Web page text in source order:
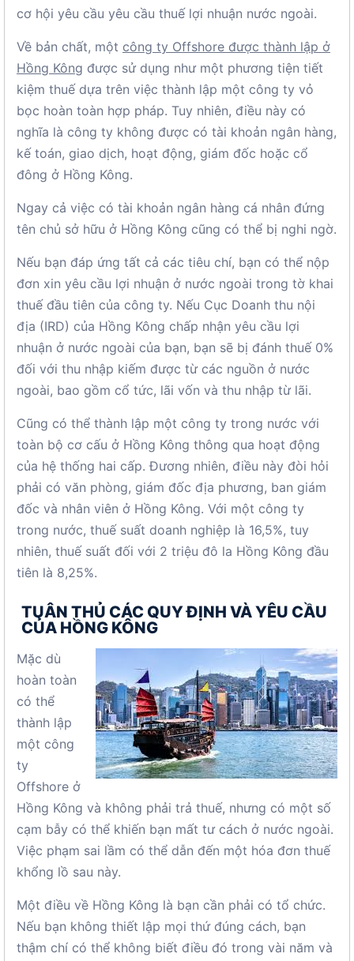
cơ hội yêu cầu yêu cầu thuế lợi nhuận nước ngoài.
Về bản chất, một công ty Offshore được thành lập ở
Hồng Kông được sử dụng như một phương tiện tiết
kiệm thuế dựa trên việc thành lập một công ty vỏ
bọc hoàn toàn hợp pháp. Tuy nhiên, điều này có
nghĩa là công ty không được có tài khoản ngân hàng,
kế toán, giao dịch, hoạt động, giám đốc hoặc cổ
đông ở Hồng Kông.
Ngay cả việc có tài khoản ngân hàng cá nhân đứng
tên chủ sở hữu ở Hồng Kông cũng có thể bị nghi ngờ.
Nếu bạn đáp ứng tất cả các tiêu chí, bạn có thể nộp
đơn xin yêu cầu lợi nhuận ở nước ngoài trong tờ khai
thuế đầu tiên của công ty. Nếu Cục Doanh thu nội
địa (IRD) của Hồng Kông chấp nhận yêu cầu lợi
nhuận ở nước ngoài của bạn, bạn sẽ bị đánh thuế 0%
đối với thu nhập kiếm được từ các nguồn ở nước
ngoài, bao gồm cổ tức, lãi vốn và thu nhập từ lãi.
Cũng có thể thành lập một công ty trong nước với
toàn bộ cơ cấu ở Hồng Kông thông qua hoạt động
của hệ thống hai cấp. Đương nhiên, điều này đòi hỏi
phải có văn phòng, giám đốc địa phương, ban giám
đốc và nhân viên ở Hồng Kông. Với một công ty
trong nước, thuế suất doanh nghiệp là 16,5%, tuy
nhiên, thuế suất đối với 2 triệu đô la Hồng Kông đầu
tiên là 8,25%.
TUÂN THỦ CÁC QUY ĐỊNH VÀ YÊU CẦU
CỦA HỒNG KÔNG
Mặc dù
hoàn toàn
có thể
thành lập
một công
ty
Offshore ở
Hồng Kông và không phải trả thuế, nhưng có một số
cạm bẫy có thể khiến bạn mất tư cách ở nước ngoài.
Việc phạm sai lầm có thể dẫn đến một hóa đơn thuế
khổng lồ sau này.
Một điều về Hồng Kông là bạn cần phải có tổ chức.
Nếu bạn không thiết lập mọi thứ đúng cách, bạn
thậm chí có thể không biết điều đó trong vài năm và